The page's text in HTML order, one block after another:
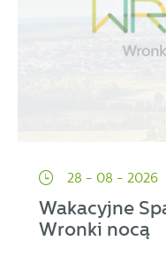
28 - 08 - 2026
Wakacyjne
Wronki nocą